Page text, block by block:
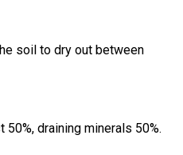
soil to dry out between
draining minerals 50%.